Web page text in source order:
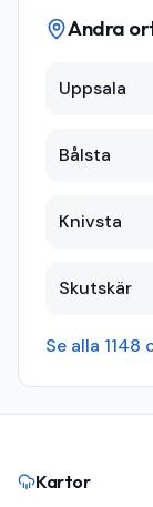
Andra
Uppsala
Bålsta
Knivsta
Skutskär
Se alla 1148
Kartor